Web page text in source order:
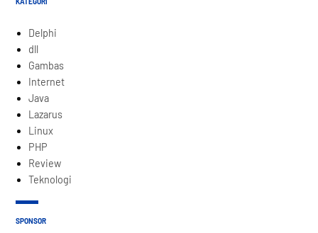
Delphi
dll
Gambas
Internet
Java
Lazarus
Linux
PHP
Review
Teknologi
SPONSOR